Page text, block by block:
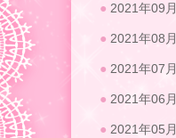
2021年09月
2021年08月
2021年07月
2021年06月
2021年05月